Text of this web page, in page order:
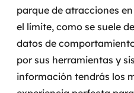
parque de atracciones
el límite, como se suele
datos de
por sus herramientas y
información tendrás los